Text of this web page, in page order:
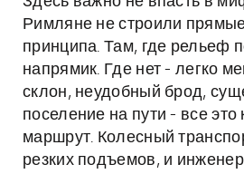
Римляне не строили
принципа. Там, где рельеф
напрямик. Где нет - легко
склон, неудобный брод,
поселение на пути - все это
маршрут. Колесный
резких подъемов, и